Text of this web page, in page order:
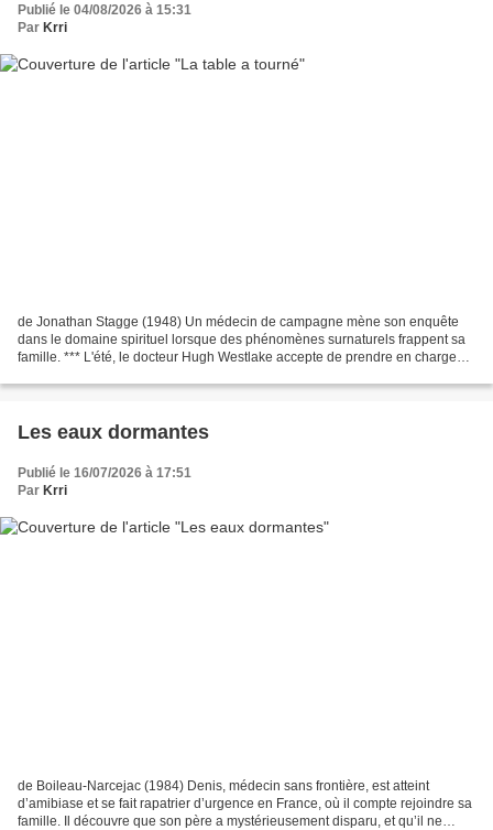
Publié le 04/08/2026 à 15:31
Par Krri
de Jonathan Stagge (1948) Un médecin de campagne mène son enquête
dans le domaine spirituel lorsque des phénomènes surnaturels frappent sa
famille. *** L'été, le docteur Hugh Westlake accepte de prendre en charge
Les eaux dormantes
Publié le 16/07/2026 à 17:51
Par Krri
de Boileau-Narcejac (1984) Denis, médecin sans frontière, est atteint
d’amibiase et se fait rapatrier d’urgence en France, où il compte rejoindre sa
famille. Il découvre que son père a mystérieusement disparu, et qu’il ne